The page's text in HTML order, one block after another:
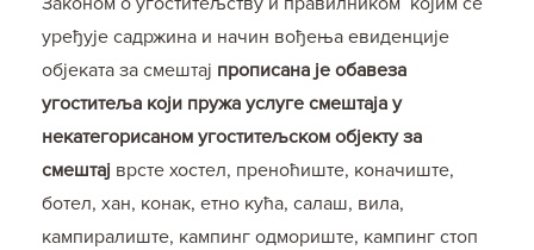
уређује садржина и начин вођења евиденције
објеката за смештај прописана је обавеза
угоститеља који пружа услуге смештаја у
некатегорисаном угоститељском објекту за
смештај врсте хостел, преноћиште, коначиште,
ботел, хан, конак, етно кућа, салаш, вила,
кампиралиште, кампинг одмориште, кампинг стоп